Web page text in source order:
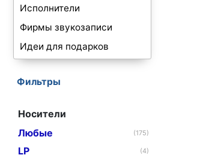
Исполнители
Фирмы звукозаписи
Идеи для подарков
Фильтры
Носители
Любые
(175)
LP (4)